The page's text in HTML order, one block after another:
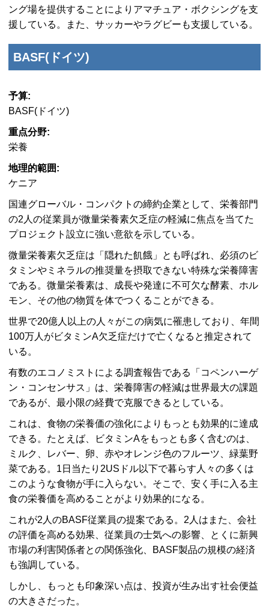
ング場を提供することによりアマチュア・ボクシングを支
援している。また、サッカーやラグビーも支援している。
BASF(ドイツ)
予算:
BASF(ドイツ)
重点分野:
栄養
地理的範囲:
ケニア
国連グローバル・コンパクトの締約企業として、栄養部門
の2人の従業員が微量栄養素欠乏症の軽減に焦点を当てた
プロジェクト設立に強い意欲を示している。
微量栄養素欠乏症は「隠れた飢餓」とも呼ばれ、必須のビ
タミンやミネラルの推奨量を摂取できない特殊な栄養障害
である。微量栄養素は、成長や発達に不可欠な酵素、ホル
モン、その他の物質を体でつくることができる。
世界で20億人以上の人々がこの病気に罹患しており、年間
100万人がビタミンA欠乏症だけで亡くなると推定されて
いる。
有数のエコノミストによる調査報告である「コペンハーゲ
ン・コンセンサス」は、栄養障害の軽減は世界最大の課題
であるが、最小限の経費で克服できるとしている。
これは、食物の栄養価の強化によりもっとも効果的に達成
できる。たとえば、ビタミンAをもっとも多く含むのは、
ミルク、レバー、卵、赤やオレンジ色のフルーツ、緑葉野
菜である。1日当たり2USドル以下で暮らす人々の多くは
このような食物が手に入らない。そこで、安く手に入る主
食の栄養価を高めることがより効果的になる。
これが2人のBASF従業員の提案である。2人はまた、会社
の評価を高める効果、従業員の士気への影響、とくに新興
市場の利害関係者との関係強化、BASF製品の規模の経済
も強調している。
しかし、もっとも印象深い点は、投資が生み出す社会便益
の大きさだった。